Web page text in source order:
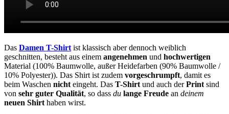
Das Damen T-Shirt ist klassisch aber dennoch weiblich
geschnitten, besteht aus einem angenehmen und hochwertigen
Material (100% Baumwolle, außer Heidefarben (90% Baumwolle /
10% Polyester)). Das Shirt ist zudem vorgeschrumpft, damit es
beim Waschen nicht eingeht. Das T-Shirt und auch derPrint sind
von sehr guter Qualität, so dass du lange Freude an deinem
neuen Shirt haben wirst.